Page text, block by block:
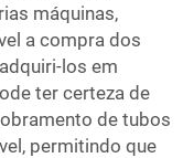
máquinas,
a compra dos
los em
ter certeza de
de tubos
permitindo que